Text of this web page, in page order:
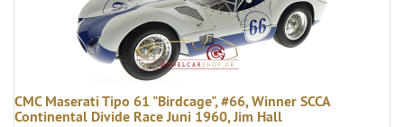
CMC Maserati Tipo 61 "Birdcage", #66, Winner SCCA
Continental Divide Race Juni 1960, Jim Hall